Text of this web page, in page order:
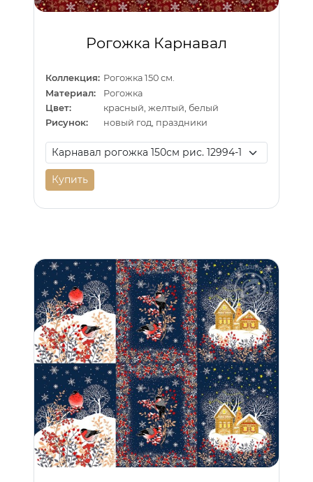
Рогожка Карнавал
Коллекция: Рогожка 150 см.
Материал:
Рогожка
Цвет:
красный, желтый, белый
Рисунок:
новый год, праздники
Купить